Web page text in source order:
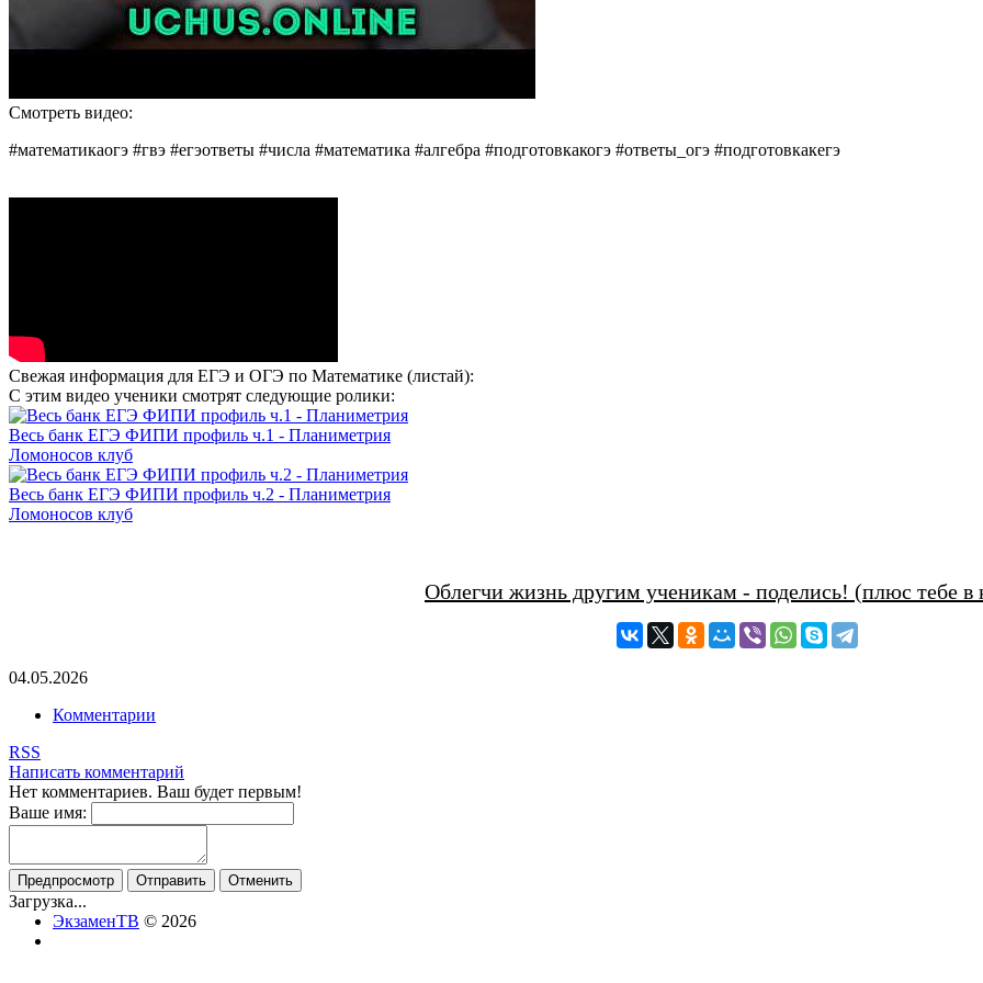
Смотреть видео:
#математикаогэ #гвэ #егэответы #числа #математика #алгебра #подготовкакогэ #ответы_огэ #подготовкакегэ
Свежая информация для ЕГЭ и ОГЭ по Математике (листай):
С этим видео ученики смотрят следующие ролики:
Весь банк ЕГЭ ФИПИ профиль ч.1 - Планиметрия
Ломоносов клуб
Весь банк ЕГЭ ФИПИ профиль ч.2 - Планиметрия
Ломоносов клуб
Облегчи жизнь другим ученикам - поделись! (плюс тебе в
04.05.2026
Комментарии
RSS
Написать комментарий
Нет комментариев. Ваш будет первым!
Ваше имя:
Загрузка...
ЭкзаменТВ © 2026